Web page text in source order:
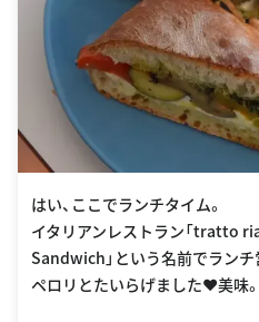
はい、ここでランチタイム。
イタリアンレストラン「tratto
Sandwich」という名前でランチ
ペロリとたいらげました❤︎美味。